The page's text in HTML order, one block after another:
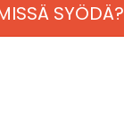
SYÖDÄ?